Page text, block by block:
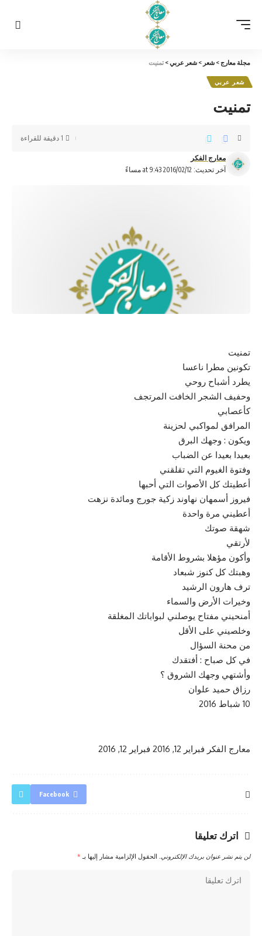
مجلة معارج> شعر > شعر عربي> تمنيت
شعر عربي
تمنيت
آخر تحديث: 2016/02/12 at 9:43 مساءً
معارج الفكر
1 دقيقة للقراءة
تمنيت
تكونين مطرا ناعسا
يطرد أشباح روحي
وحفيف الشجر الخافت المرتجف
كأعصابي
المرافق لمواكبي لحزينة
ويكون : وجهك البرق
بعيدا بعيدا عن الضباب
وفتوة الغيوم التي تقلقني
أعطيتك كل الأصوات التي أحبها
فيروز أسمهان نهاوند زكية جورج ومائدة نزهت
أعطيني مرة واحدة
شهقة صوتك
لأرتقي
وأكون مؤهلا بشروط الأقامة
وهبتك كل كنوز شبعاد
ترف هارون الرشيد
وخيرات الأرض والسماء
أمنحيني مفتاح يوصلني لبواباتك المغلقة
وخلصيني على الأقل
من محنة السؤال
في كل صباح : أفتقدك
وأشتهي وجهك الشروق ؟
رزاق حميد علوان
10 شباط 2016
معارج الفكر فبراير 12, 2016 فبراير 12, 2016
Facebook
اترك تعليقا
لن يتم نشر عنوان بريدك الإلكتروني. الحقول الإلزامية مشار إليها بـ *